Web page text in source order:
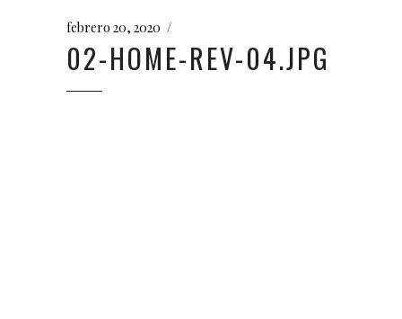
febrero 20, 2020
02-HOME-REV-04.JPG